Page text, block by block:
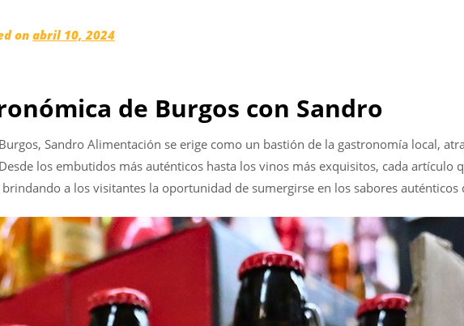
de Burgos con Sandro
on abril 10, 2024
Sandro Alimentación se erige como un bastión de la gastronomía local,
los embutidos más auténticos hasta los vinos más exquisitos, cada artículo
a los visitantes la oportunidad de sumergirse en los sabores auténticos